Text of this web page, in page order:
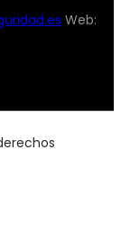
Web: